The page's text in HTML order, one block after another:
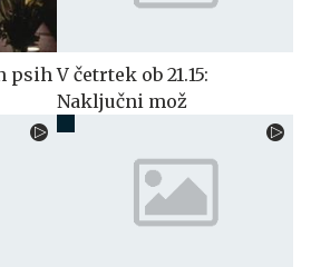
psih V četrtek ob 21.15:
Naključni mož